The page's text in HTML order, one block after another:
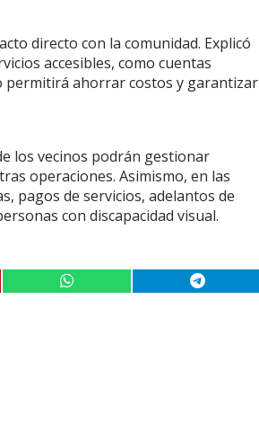
directo con la comunidad. Explicó
accesibles, como cuentas
permitirá ahorrar costos y garantizar
los vecinos podrán gestionar
operaciones. Asimismo, en las
pagos de servicios, adelantos de
con discapacidad visual.